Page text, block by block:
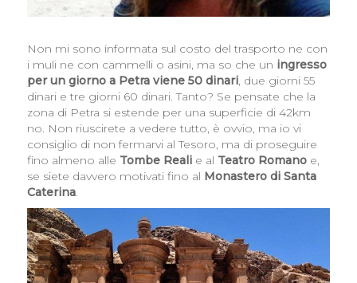
Non mi sono informata sul costo del trasporto ne con
i muli ne con cammelli o asini, ma so che un ingresso
per un giorno a Petra viene 50 dinari, due giorni 55
dinari e tre giorni 60 dinari. Tanto? Se pensate che la
zona di Petra si estende per una superficie di 42km
no. Non riuscirete a vedere tutto, è ovvio, ma io vi
consiglio di non fermarvi al Tesoro, ma di proseguire
fino almeno alle Tombe Realie al Teatro Romanoe,
se siete davvero motivati fino al Monastero di Santa
Caterina.